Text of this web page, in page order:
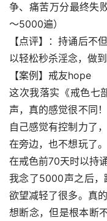
争、痛苦万分最终失
～5000遍）
【点评】：持诵后不
以轻松秒杀淫念，做
【案例】戒友hope
这次我落实《戒色七
声，真的感觉很不同
自己感觉有控制力了
在旁边，也不想玩了
在戒色前70天时以持
我念了5000声之后，
欲望减轻了很多。真
想断念，但是根本断